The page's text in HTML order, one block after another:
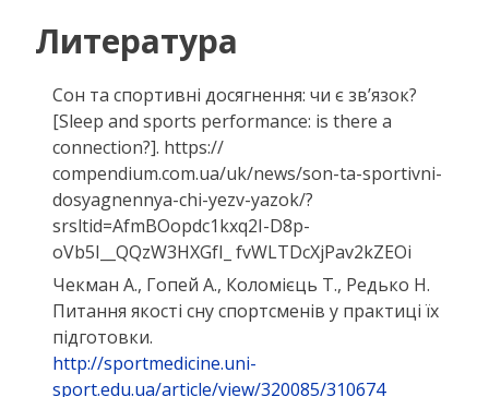
Литература
Сон та спортивні досягнення: чи є зв’язок?
[Sleep and sports performance: is there a
connection?]. https://
compendium.com.ua/uk/news/son-ta-sportivni-
dosyagnennya-chi-yezv-yazok/?
srsltid=AfmBOopdc1kxq2I-D8p-
oVb5I__QQzW3HXGfI_ fvWLTDcXjPav2kZEOi
Чекман А., Гопей А., Коломієць Т., Редько Н.
Питання якості сну спортсменів у практиці їх
підготовки.
http://sportmedicine.uni-
sport.edu.ua/article/view/320085/310674